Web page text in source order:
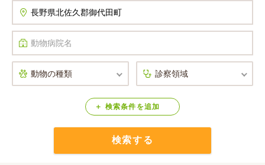
口コミ検索
Calooペットとは？ 検索条件 を追加
検索する